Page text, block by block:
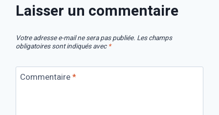
Laisser un commentaire
Votre adresse e-mail ne sera pas publiée. Les champs
obligatoires sont indiqués avec *
Commentaire*